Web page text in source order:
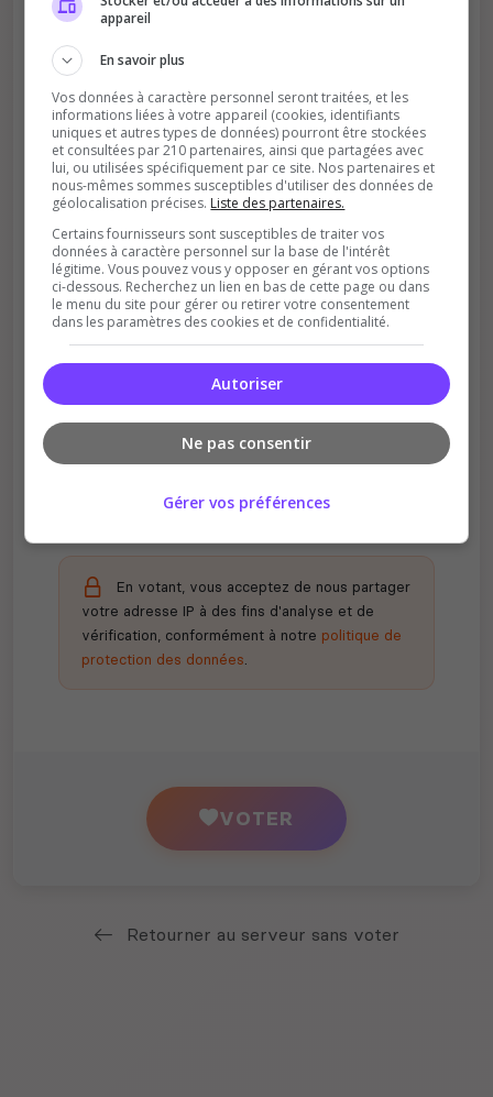
Soutient la communauté
Plus de visibilité = plus de joueurs
Récompenses possibles
Certains serveurs offrent des bonus aux
En votant, vous acceptez de nous partager
votre adresse IP à des fins d'analyse et de
vérification, conformément à notre politique de
protection des données.
VOTER
Retourner au serveur sans voter
appareil
En savoir plus
Vos données à caractère personnel seront traitées, et les
informations liées à votre appareil (cookies, identifiants
uniques et autres types de données) pourront être stockées
et consultées par 210 partenaires, ainsi que partagées avec
lui, ou utilisées spécifiquement par ce site. Nos partenaires et
nous-mêmes sommes susceptibles d'utiliser des données de
géolocalisation précises. Liste des partenaires.
Certains fournisseurs sont susceptibles de traiter vos
données à caractère personnel sur la base de l'intérêt
légitime. Vous pouvez vous y opposer en gérant vos options
ci-dessous. Recherchez un lien en bas de cette page ou dans
le menu du site pour gérer ou retirer votre consentement
dans les paramètres des cookies et de confidentialité.
Autoriser
Ne pas consentir
Gérer vos préférences